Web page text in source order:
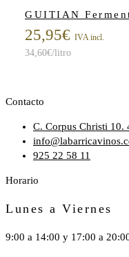
GUITIAN
25,95€ IVA incl.
34,60€/litro
Contacto
C. Corpus Christi 10.
925 22 58 11
Horario
Lunes a Viernes
9:00 a 14:00 y 17:00 a